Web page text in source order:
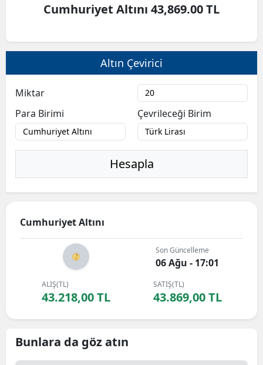
Cumhuriyet Altını 43,869.00 TL
Altın Çevirici
Miktar
Para Birimi
Çevrileceği Birim
Hesapla
Cumhuriyet Altını
Son Güncelleme
06 Ağu - 17:01
ALIŞ(TL)
43.218,00 TL
SATIŞ(TL)
43.869,00 TL
Bunlara da göz atın